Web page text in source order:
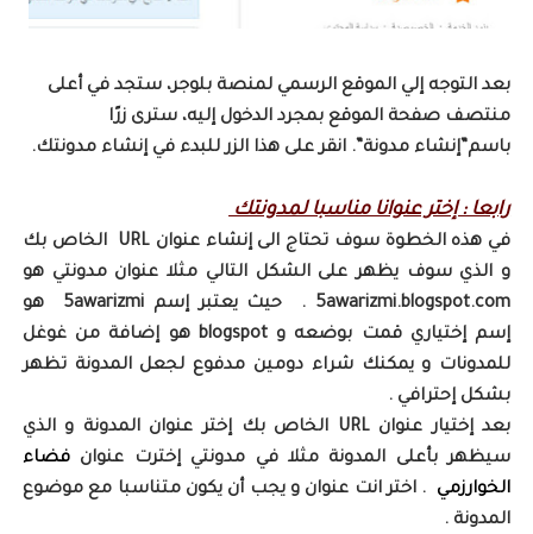
بعد التوجه إلي الموقع الرسمي لمنصة بلوجر، ستجد في أعلى
منتصف صفحة الموقع بمجرد الدخول إليه، سترى زرًا
باسم”إنشاء مدونة”. انقر على هذا الزر للبدء في إنشاء مدونتك.
رابعا : إختر عنوانا مناسبا لمدونتك
في هذه الخطوة سوف تحتاج الى إنشاء عنوان URL الخاص بك
و الذي سوف يظهر على الشكل التالي مثلا عنوان مدونتي هو
5awarizmi.blogspot.com . حيث يعتبر إسم 5awarizmi هو
إسم إختياري قمت بوضعه و blogspot هو إضافة من غوغل
للمدونات و يمكنك شراء دومين مدفوع لجعل المدونة تظهر
بشكل إحترافي .
بعد إختيار عنوان URL الخاص بك إختر عنوان المدونة و الذي
سيظهر بأعلى المدونة مثلا في مدونتي إخترت عنوانفضاء
الخوارزمي
. اختر انت عنوان و يجب أن يكون متناسبا مع موضوع
المدونة .